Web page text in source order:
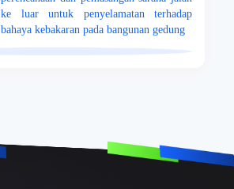
pemasangan sarana jalan
ke luar untuk
penyelamatan terhadap
ke luar untuk penyelamatan terhadap
bahaya kebakaran pada bangunan gedung